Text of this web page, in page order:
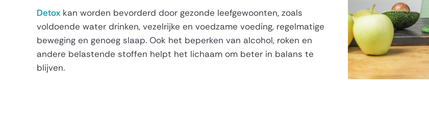
Detox kan worden bevorderd door gezonde leefgewoonten, zoals
voldoende water drinken, vezelrijke en voedzame voeding, regelmatige
beweging en genoeg slaap. Ook het beperken van alcohol, roken en
andere belastende stoffen helpt het lichaam om beter in balans te
blijven.